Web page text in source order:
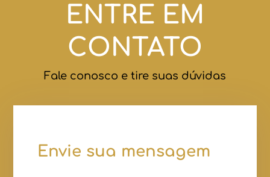
ENTRE EM
CONTATO
Fale conosco e tire suas dúvidas
Envie sua mensagem